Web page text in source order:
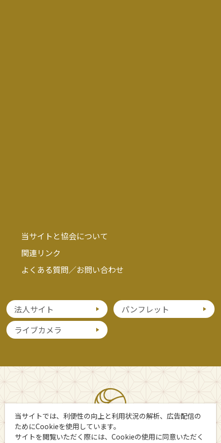
当サイトと協会について
関連リンク
よくある質問／お問い合わせ
法人サイト
パンフレット
ライブカメラ
当サイトでは、利便性の向上と利用状況の解析、広告配信の
ためにCookieを使用しています。
サイトを閲覧いただく際には、Cookieの使用に同意いただく